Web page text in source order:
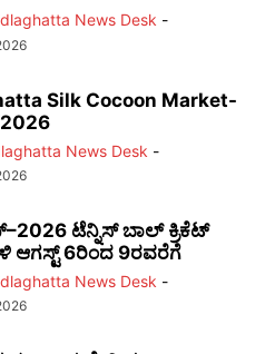
News Desk -
Silk Cocoon Market-
News Desk -
ಟೆನ್ನಿಸ್ ಬಾಲ್ ಕ್ರಿಕೆಟ್
ಆಗಸ್ಟ್ 6ರಿಂದ 9ರವರೆಗೆ
News Desk -